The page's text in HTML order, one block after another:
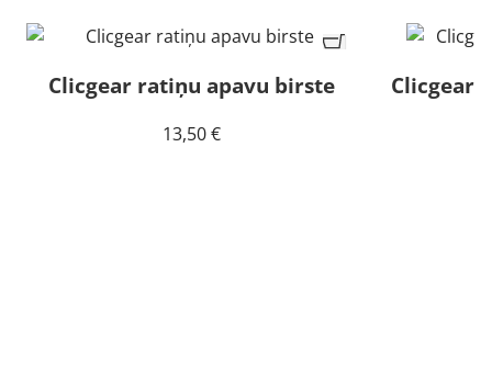
Clicgear ratiņu apavu birste
13,50€
Clicgear